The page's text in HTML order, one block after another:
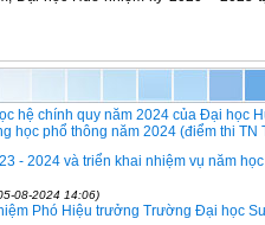
hệ chính quy năm 2024 của Đại học
học phổ thông năm 2024 (điểm thi TN
- 2024 và triển khai nhiệm vụ năm
08-2024 14:06)
Phó Hiệu trưởng Trường Đại học